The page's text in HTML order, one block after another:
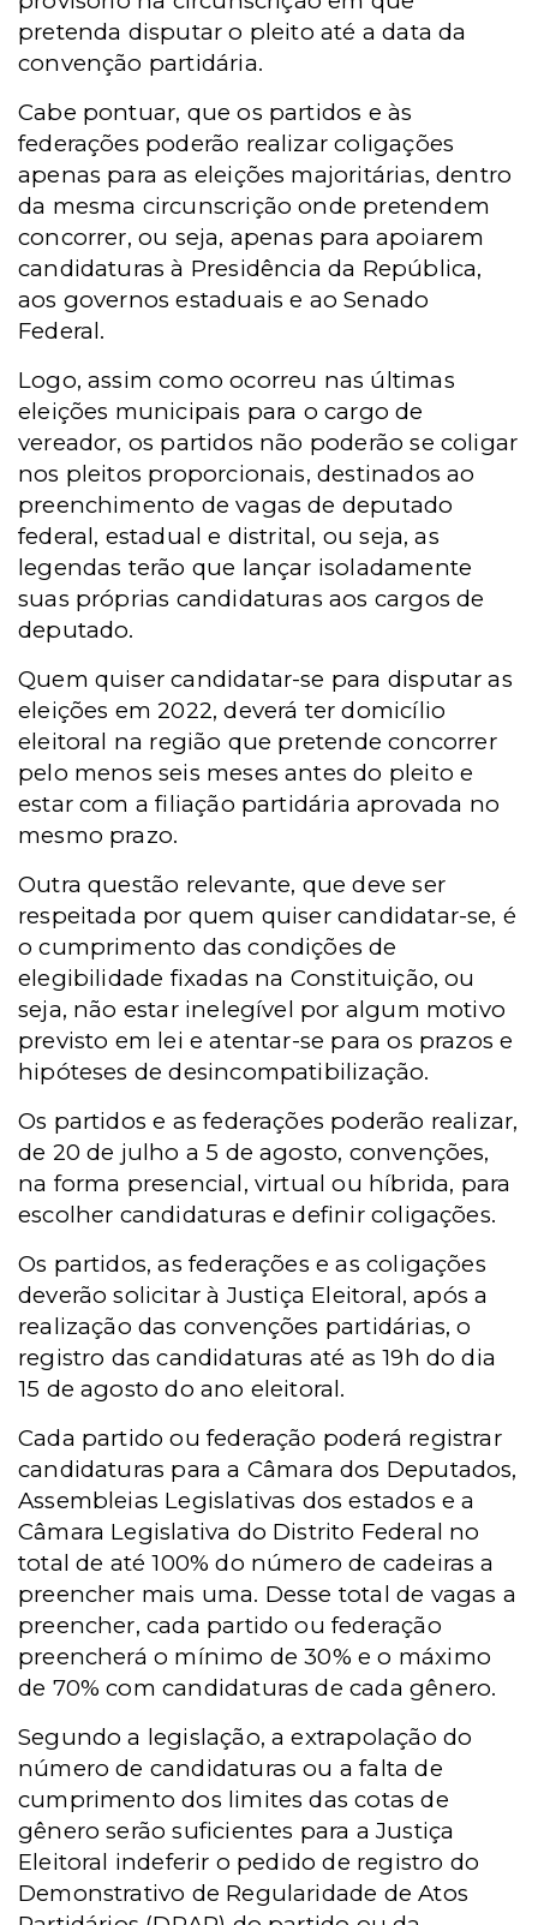
pretenda disputar o pleito até a data da
convenção partidária.
Cabe pontuar, que os partidos e às
federações poderão realizar coligações
apenas para as eleições majoritárias, dentro
da mesma circunscrição onde pretendem
concorrer, ou seja, apenas para apoiarem
candidaturas à Presidência da República,
aos governos estaduais e ao Senado
Federal.
Logo, assim como ocorreu nas últimas
eleições municipais para o cargo de
vereador, os partidos não poderão se coligar
nos pleitos proporcionais, destinados ao
preenchimento de vagas de deputado
federal, estadual e distrital, ou seja, as
legendas terão que lançar isoladamente
suas próprias candidaturas aos cargos de
deputado.
Quem quiser candidatar-se para disputar as
eleições em 2022, deverá ter domicílio
eleitoral na região que pretende concorrer
pelo menos seis meses antes do pleito e
estar com a filiação partidária aprovada no
mesmo prazo.
Outra questão relevante, que deve ser
respeitada por quem quiser candidatar-se, é
o cumprimento das condições de
elegibilidade fixadas na Constituição, ou
seja, não estar inelegível por algum motivo
previsto em lei e atentar-se para os prazos e
hipóteses de desincompatibilização.
Os partidos e as federações poderão realizar,
de 20 de julho a 5 de agosto, convenções,
na forma presencial, virtual ou híbrida, para
escolher candidaturas e definir coligações.
Os partidos, as federações e as coligações
deverão solicitar à Justiça Eleitoral, após a
realização das convenções partidárias, o
registro das candidaturas até as 19h do dia
15 de agosto do ano eleitoral.
Cada partido ou federação poderá registrar
candidaturas para a Câmara dos Deputados,
Assembleias Legislativas dos estados e a
Câmara Legislativa do Distrito Federal no
total de até 100% do número de cadeiras a
preencher mais uma. Desse total de vagas a
preencher, cada partido ou federação
preencherá o mínimo de 30% e o máximo
de 70% com candidaturas de cada gênero.
Segundo a legislação, a extrapolação do
número de candidaturas ou a falta de
cumprimento dos limites das cotas de
gênero serão suficientes para a Justiça
Eleitoral indeferir o pedido de registro do
Demonstrativo de Regularidade de Atos